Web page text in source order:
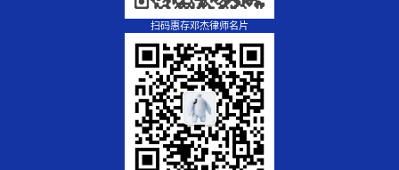
扫码惠存邓杰律师名片